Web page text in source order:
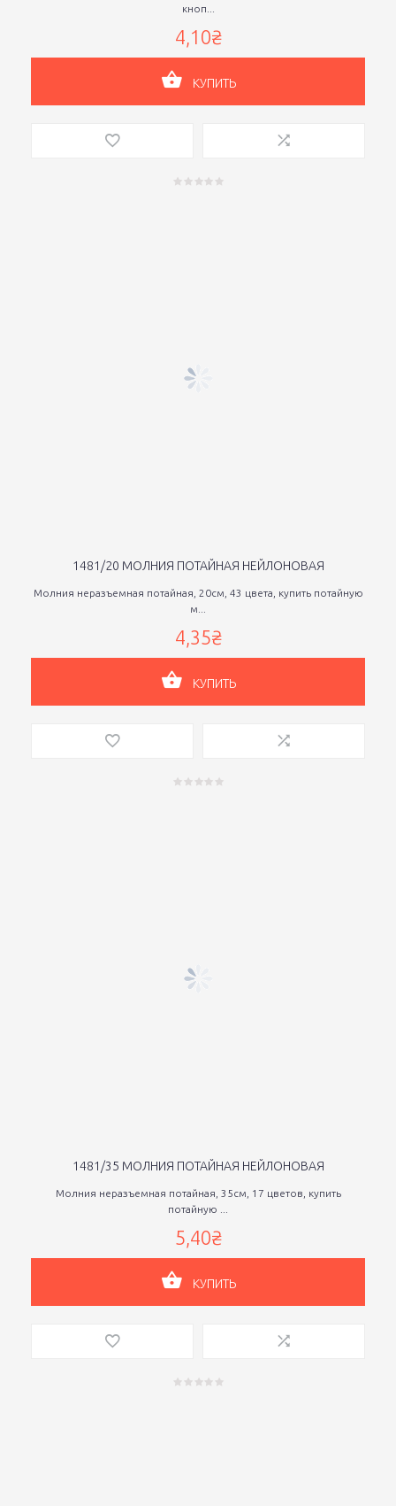
кноп...
4,10₴
КУПИТЬ
1481/20 МОЛНИЯ ПОТАЙНАЯ НЕЙЛОНОВАЯ
Молния неразъемная потайная, 20см, 43 цвета, купить потайную
м...
4,35₴
КУПИТЬ
1481/35 МОЛНИЯ ПОТАЙНАЯ НЕЙЛОНОВАЯ
Молния неразъемная потайная, 35см, 17 цветов, купить
потайную ...
5,40₴
КУПИТЬ